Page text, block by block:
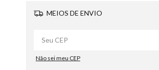
MEIOS DE ENVIO
Não sei meu CEP